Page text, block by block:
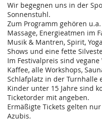
Wir begegnen uns in der
Sonnenstuhl.
Zum Programm gehören
Massage, Energieatmen im
Musik & Mantren, Spirit,
Shows und eine fette
Im Festivalpreis sind
Kaffee, alle Workshops,
Schlafplatz in der Turnhalle
Kinder unter 15 Jahre sind
Ticketorder mit angeben.
Ermäßigte Tickets gelten
Azubis.